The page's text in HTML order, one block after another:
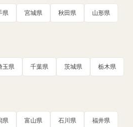
県 宮城県 秋田県 山形県
玉県 千葉県 茨城県 栃木県
県 富山県 石川県 福井県